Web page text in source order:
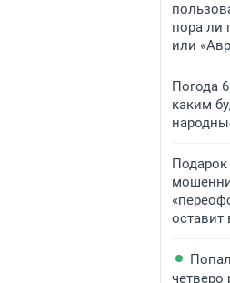
пора ли
или
Погода
каким
Подарок
оставит
четверо